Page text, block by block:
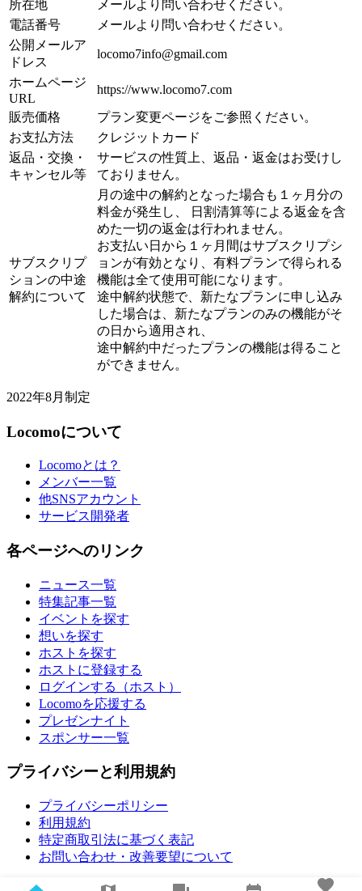
所在地
メールより問い合わせください。
電話番号
メールより問い合わせください。
公開メールア
ドレス
locomo7info@gmail.com
ホームページ
URL
https://www.locomo7.com
販売価格
プラン変更ページをご参照ください。
お支払方法
クレジットカード
返品・交換・
キャンセル等
サービスの性質上、返品・返金はお受けし
ておりません。
サブスクリプ
ションの中途
解約について
月の途中の解約となった場合も１ヶ月分の
料金が発生し、 日割清算等による返金を含
めた一切の返金は行われません。
お支払い日から１ヶ月間はサブスクリプシ
ョンが有効となり、有料プランで得られる
機能は全て使用可能になります。
途中解約状態で、新たなプランに申し込み
した場合は、新たなプランのみの機能がそ
の日から適用され、
途中解約中だったプランの機能は得ること
ができません。
2022年8月制定
Locomoについて
Locomoとは？
メンバー一覧
他SNSアカウント
サービス開発者
各ページへのリンク
ニュース一覧
特集記事一覧
イベントを探す
想いを探す
ホストを探す
ホストに登録する
ログインする（ホスト）
Locomoを応援する
プレゼンナイト
スポンサー一覧
プライバシーと利用規約
プライバシーポリシー
利用規約
特定商取引法に基づく表記
お問い合わせ・改善要望について